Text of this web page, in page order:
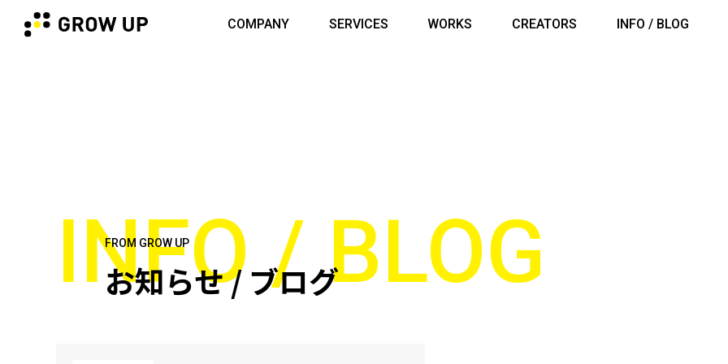
COMPANY SERVICES WORKS CREATORS INFO / BLOG
お知らせ / ブログ
FROM GROW UP
INFO / BLOG